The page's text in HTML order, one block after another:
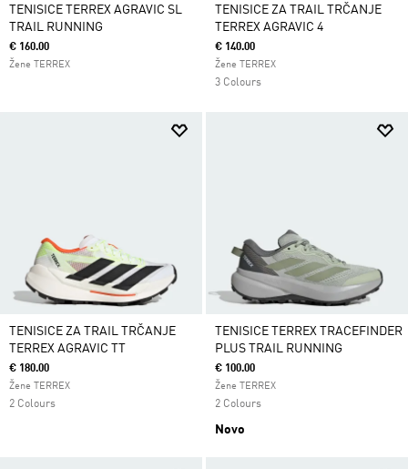
TENISICE TERREX AGRAVIC SL
TRAIL RUNNING
€ 160.00
Žene TERREX
TENISICE ZA TRAIL TRČANJE
TERREX AGRAVIC 4
€ 140.00
Žene TERREX
3 Colours
TENISICE ZA TRAIL TRČANJE
TERREX AGRAVIC TT
€ 180.00
Žene TERREX
2 Colours
TENISICE TERREX TRACEFINDER
PLUS TRAIL RUNNING
€ 100.00
Žene TERREX
2 Colours
Novo